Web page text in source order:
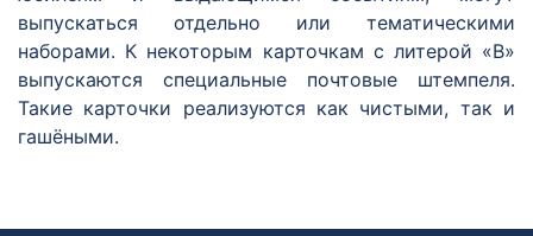
выпускаться отдельно или тематическими
наборами. К некоторым карточкам с литерой «В»
выпускаются специальные почтовые штемпеля.
Такие карточки реализуются как чистыми, так и
гашёными.